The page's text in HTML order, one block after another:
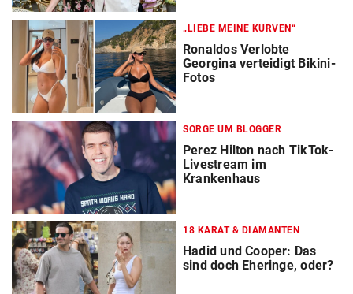
„LIEBE MEINE KURVEN“
Ronaldos Verlobte
Georgina verteidigt Bikini-
Fotos
SORGE UM BLOGGER
Perez Hilton nach TikTok-
Livestream im
Krankenhaus
18 KARAT & DIAMANTEN
Hadid und Cooper: Das
sind doch Eheringe, oder?